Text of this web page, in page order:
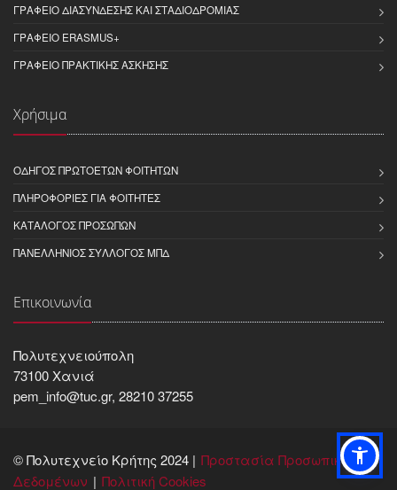
ΓΡΑΦΕΊΟ ΔΙΑΣΎΝΔΕΣΗΣ ΚΑΙ ΣΤΑΔΙΟΔΡΟΜΊΑΣ
ΓΡΑΦΕΊΟ ERASMUS+
ΓΡΑΦΕΊΟ ΠΡΑΚΤΙΚΉΣ ΆΣΚΗΣΗΣ
Χρήσιμα
ΟΔΗΓΌΣ ΠΡΩΤΟΕΤΏΝ ΦΟΙΤΗΤΏΝ
ΠΛΗΡΟΦΟΡΊΕΣ ΓΙΑ ΦΟΙΤΗΤΈΣ
ΚΑΤΆΛΟΓΟΣ ΠΡΟΣΏΠΩΝ
ΠΑΝΕΛΛΉΝΙΟΣ ΣΎΛΛΟΓΟΣ ΜΠΔ
Επικοινωνία
Πολυτεχνειούπολη
73100 Χανιά
pem_info@tuc.gr, 28210 37255
© Πολυτεχνείο Κρήτης 2024 | Προστασία Προσωπικών
Δεδομένων
Πολιτική Cookies